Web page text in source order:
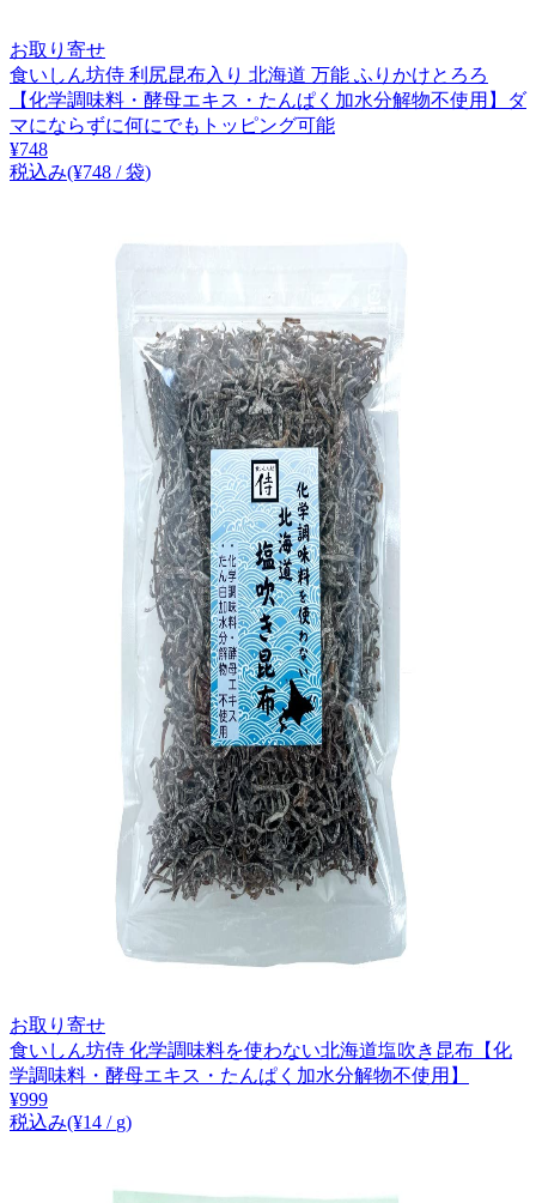
お取り寄せ
食いしん坊侍 利尻昆布入り 北海道 万能 ふりかけとろろ
【化学調味料・酵母エキス・たんぱく加水分解物不使用】ダ
マにならずに何にでもトッピング可能
¥748
税込み(¥748 / 袋)
お取り寄せ
食いしん坊侍 化学調味料を使わない北海道塩吹き昆布【化
学調味料・酵母エキス・たんぱく加水分解物不使用】
¥999
税込み(¥14 / g)